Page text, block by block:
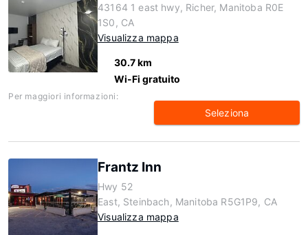
43164 1 east hwy, Richer, Manitoba R0E
1S0, CA
Visualizza mappa
30.7 km
Wi-Fi gratuito
Per maggiori informazioni:
Seleziona
Frantz Inn
Hwy 52
East, Steinbach, Manitoba R5G1P9, CA
Visualizza mappa